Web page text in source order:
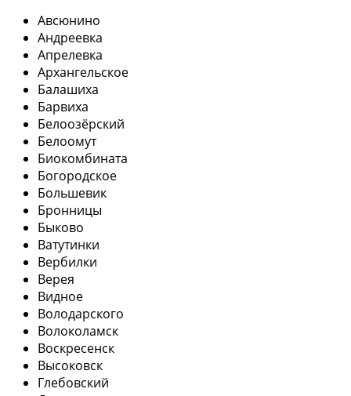
Авсюнино
Андреевка
Апрелевка
Архангельское
Балашиха
Барвиха
Белоозёрский
Белоомут
Биокомбината
Богородское
Большевик
Бронницы
Быково
Ватутинки
Вербилки
Верея
Видное
Володарского
Волоколамск
Воскресенск
Высоковск
Глебовский